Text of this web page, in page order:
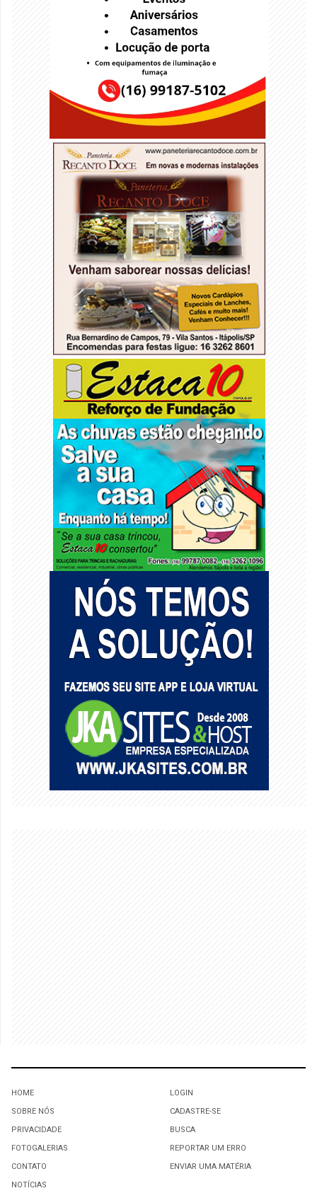
HOME
SOBRE NÓS
PRIVACIDADE
FOTOGALERIAS
CONTATO
NOTÍCIAS
LOGIN
CADASTRE-SE
BUSCA
REPORTAR UM ERRO
ENVIAR UMA MATÉRIA